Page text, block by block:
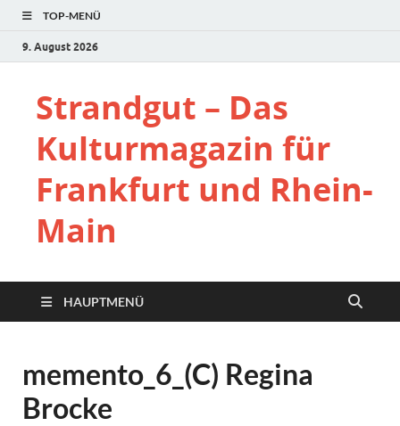
TOP-MENÜ
9. August 2026
Strandgut – Das
Kulturmagazin für
Frankfurt und Rhein-
Main
HAUPTMENÜ
memento_6_(C) Regina
Brocke